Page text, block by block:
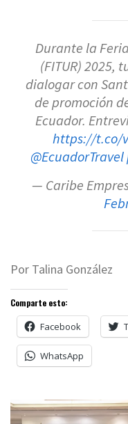
Durante la
(FITUR) 2025,
dialogar con
de promoción
Ecuador.
https://t.co/
@EcuadorTravel
— Caribe
Por Talina González
Comparte esto:
Facebook
WhatsApp